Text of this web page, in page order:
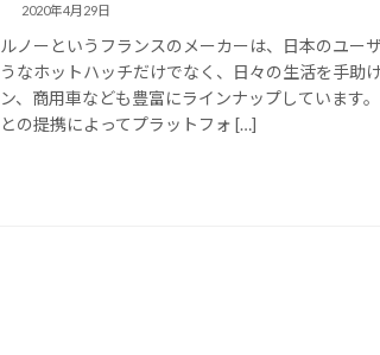
2020年4月29日
ルノーというフランスのメーカーは、日本のユー
うなホットハッチだけでなく、日々の生活を手助
ン、商用車なども豊富にラインナップしています
との提携によってプラットフォ […]